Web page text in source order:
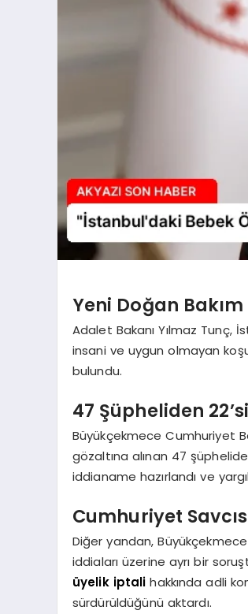
Yeni Doğan
Adalet Bakanı Yılmaz Tunç,
insani ve uygun olmayan
bulundu.
47 Şüpheliden
Büyükçekmece Cumhuriyet
gözaltına alınan 47
iddianame hazırlandı ve
Cumhuriyet
Diğer yandan, Büyükçekmece
iddiaları üzerine ayrı bir
üyelik iptali hakkında adli
sürdürüldüğünü aktardı.